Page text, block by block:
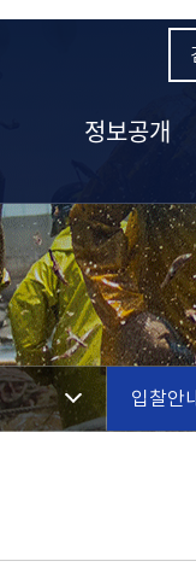
정보공개
입찰안